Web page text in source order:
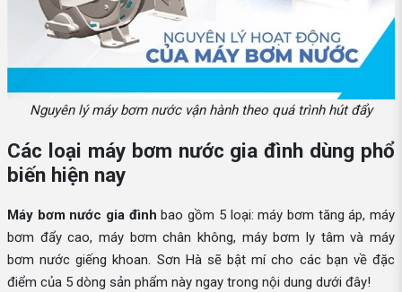
Nguyên lý máy bơm nước vận hành theo quá trình hút đẩy
Các loại máy bơm nước gia đình dùng phổ
biến hiện nay
Máy bơm nước gia đình bao gồm 5 loại: máy bơm tăng áp, máy
bơm đẩy cao, máy bơm chân không, máy bơm ly tâm và máy
bơm nước giếng khoan. Sơn Hà sẽ bật mí cho các bạn về đặc
điểm của 5 dòng sản phẩm này ngay trong nội dung dưới đây!